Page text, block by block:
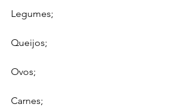
Legumes;
Queijos;
Ovos;
Carnes;